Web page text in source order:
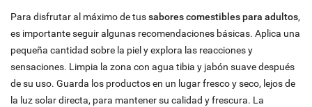
Para disfrutar al máximo de tussabores comestibles para adultos,
es importante seguir algunas recomendaciones básicas. Aplica una
pequeña cantidad sobre la piel y explora las reacciones y
sensaciones. Limpia la zona con agua tibia y jabón suave después
de su uso. Guarda los productos en un lugar fresco y seco, lejos de
la luz solar directa, para mantener su calidad y frescura. La